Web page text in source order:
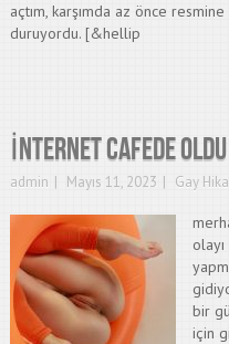
açtım, karşımda az önce
duruyordu. [&hellip
İnternet Cafede
admin Mayıs 11, 2023 Gay
bir
için